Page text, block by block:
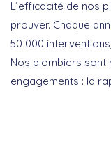
L’efficacité de nos
prouver. Chaque
50 000
Nos plombiers
engagements : la